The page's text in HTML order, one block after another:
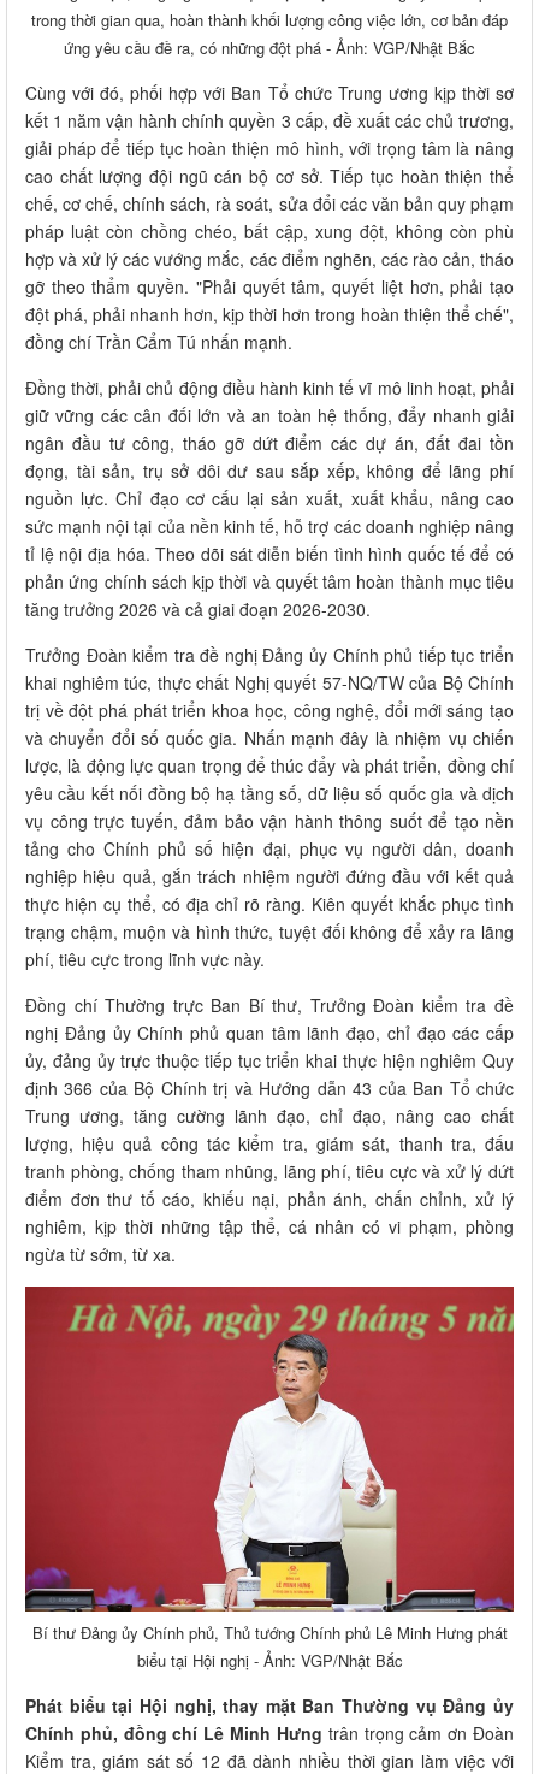
trong thời gian qua, hoàn thành khối lượng công việc lớn, cơ bản đáp
ứng yêu cầu đề ra, có những đột phá - Ảnh: VGP/Nhật Bắc
Cùng với đó, phối hợp với Ban Tổ chức Trung ương kịp thời sơ
kết 1 năm vận hành chính quyền 3 cấp, đề xuất các chủ trương,
giải pháp để tiếp tục hoàn thiện mô hình, với trọng tâm là nâng
cao chất lượng đội ngũ cán bộ cơ sở. Tiếp tục hoàn thiện thể
chế, cơ chế, chính sách, rà soát, sửa đổi các văn bản quy phạm
pháp luật còn chồng chéo, bất cập, xung đột, không còn phù
hợp và xử lý các vướng mắc, các điểm nghẽn, các rào cản, tháo
gỡ theo thẩm quyền. "Phải quyết tâm, quyết liệt hơn, phải tạo
đột phá, phải nhanh hơn, kịp thời hơn trong hoàn thiện thể chế",
đồng chí Trần Cẩm Tú nhấn mạnh.
Đồng thời, phải chủ động điều hành kinh tế vĩ mô linh hoạt, phải
giữ vững các cân đối lớn và an toàn hệ thống, đẩy nhanh giải
ngân đầu tư công, tháo gỡ dứt điểm các dự án, đất đai tồn
đọng, tài sản, trụ sở dôi dư sau sắp xếp, không để lãng phí
nguồn lực. Chỉ đạo cơ cấu lại sản xuất, xuất khẩu, nâng cao
sức mạnh nội tại của nền kinh tế, hỗ trợ các doanh nghiệp nâng
tỉ lệ nội địa hóa. Theo dõi sát diễn biến tình hình quốc tế để có
phản ứng chính sách kịp thời và quyết tâm hoàn thành mục tiêu
tăng trưởng 2026 và cả giai đoạn 2026-2030.
Trưởng Đoàn kiểm tra đề nghị Đảng ủy Chính phủ tiếp tục triển
khai nghiêm túc, thực chất Nghị quyết 57-NQ/TW của Bộ Chính
trị về đột phá phát triển khoa học, công nghệ, đổi mới sáng tạo
và chuyển đổi số quốc gia. Nhấn mạnh đây là nhiệm vụ chiến
lược, là động lực quan trọng để thúc đẩy và phát triển, đồng chí
yêu cầu kết nối đồng bộ hạ tầng số, dữ liệu số quốc gia và dịch
vụ công trực tuyến, đảm bảo vận hành thông suốt để tạo nền
tảng cho Chính phủ số hiện đại, phục vụ người dân, doanh
nghiệp hiệu quả, gắn trách nhiệm người đứng đầu với kết quả
thực hiện cụ thể, có địa chỉ rõ ràng. Kiên quyết khắc phục tình
trạng chậm, muộn và hình thức, tuyệt đối không để xảy ra lãng
phí, tiêu cực trong lĩnh vực này.
Đồng chí Thường trực Ban Bí thư, Trưởng Đoàn kiểm tra đề
nghị Đảng ủy Chính phủ quan tâm lãnh đạo, chỉ đạo các cấp
ủy, đảng ủy trực thuộc tiếp tục triển khai thực hiện nghiêm Quy
định 366 của Bộ Chính trị và Hướng dẫn 43 của Ban Tổ chức
Trung ương, tăng cường lãnh đạo, chỉ đạo, nâng cao chất
lượng, hiệu quả công tác kiểm tra, giám sát, thanh tra, đấu
tranh phòng, chống tham nhũng, lãng phí, tiêu cực và xử lý dứt
điểm đơn thư tố cáo, khiếu nại, phản ánh, chấn chỉnh, xử lý
nghiêm, kịp thời những tập thể, cá nhân có vi phạm, phòng
ngừa từ sớm, từ xa.
Bí thư Đảng ủy Chính phủ, Thủ tướng Chính phủ Lê Minh Hưng phát
biểu tại Hội nghị - Ảnh: VGP/Nhật Bắc
Phát biểu tại Hội nghị, thay mặt Ban Thường vụ Đảng ủy
Chính phủ, đồng chí Lê Minh Hưng trân trọng cảm ơn Đoàn
Kiểm tra, giám sát số 12 đã dành nhiều thời gian làm việc với